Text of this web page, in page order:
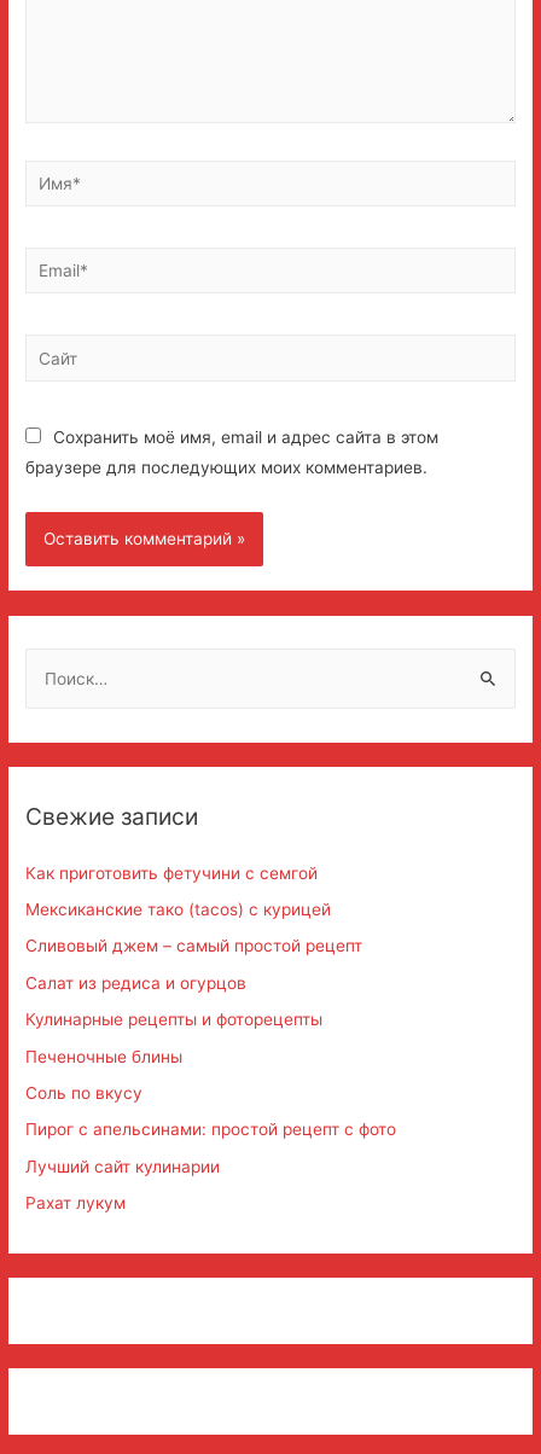
Имя*
Email*
Сайт
Сохранить моё имя, email и адрес сайта в этом
браузере для последующих моих комментариев.
:Свежие записи
Как приготовить фетучини с семгой
Мексиканские тако (tacos) с курицей
Сливовый джем – самый простой рецепт
Салат из редиса и огурцов
Кулинарные рецепты и фоторецепты
Печеночные блины
Соль по вкусу
Пирог с апельсинами: простой рецепт с фото
Лучший сайт кулинарии
Рахат лукум